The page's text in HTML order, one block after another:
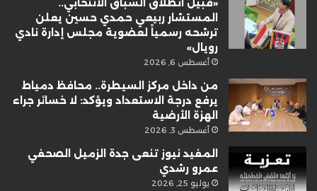
«قبيل انطلاق السباق الانتخابي..
المستشار ربيعي حمدي حسين يعلن
ترشحه رسمياً لعضوية مجلس إدارة نادي
رويال»
أغسطس 6, 2026
من داخل مركز السيطرة.. محافظ دمياط
يرفع درجة الاستعداد ويؤكد: لا خسائر جراء
الهزة الأرضية
أغسطس 3, 2026
المفيد نيوز تنعى جدة الزميل الصحفي
عمرو رشدي
يوليو 25, 2026